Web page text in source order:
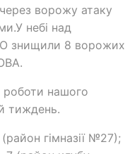
ворожу атаку
небі над
знищили 8 ворожих
роботи нашого
тиждень.
гімназії №27);